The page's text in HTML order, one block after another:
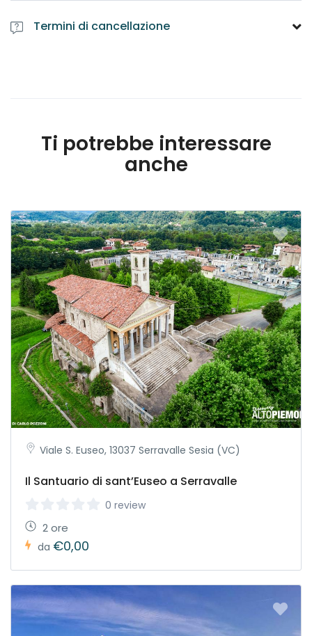
Termini di cancellazione
Ti potrebbe interessare
anche
Viale S. Euseo, 13037 Serravalle Sesia (VC)
Il Santuario di sant’Euseo a Serravalle
0 review
2 ore
da €0,00